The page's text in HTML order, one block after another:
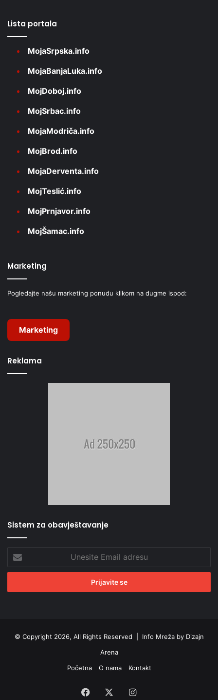
Lista portala
MojaSrpska.info
MojaBanjaLuka.info
MojDoboj.info
MojSrbac.info
MojaModriča.info
MojBrod.info
MojaDerventa.info
MojTeslić.info
MojPrnjavor.info
MojŠamac.info
Marketing
Pogledajte našu marketing ponudu klikom na dugme ispod:
Marketing
Reklama
Sistem za obavještavanje
Email
adresu
© Copyright 2026, All Rights Reserved | Info Mreža by Dizajn
Arena
Početna
O nama Kontakt
Facebook Instagram